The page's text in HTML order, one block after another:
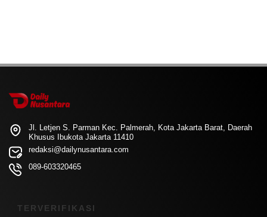
Jl. Letjen S. Parman Kec. Palmerah, Kota Jakarta Barat, Daerah
Khusus Ibukota Jakarta 11410
redaksi@dailynusantara.com
089-603320465
TERVERIFIKASI